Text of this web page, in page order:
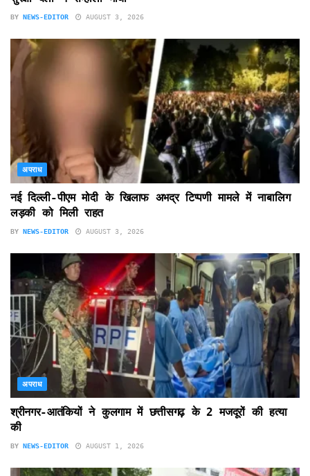
BY NEWS-EDITOR AUGUST 3, 2026
अपराध
नई दिल्ली-पीएम मोदी के खिलाफ अभद्र टिप्पणी मामले में नाबालिग
लड़की को मिली राहत
BY NEWS-EDITOR AUGUST 3, 2026
अपराध
श्रीनगर-आतंकियों ने कुलगाम में छत्तीसगढ़ के 2 मजदूरों की हत्या
की
BY NEWS-EDITOR AUGUST 1, 2026